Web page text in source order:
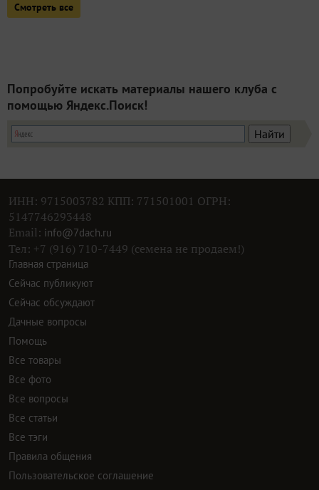
Смотреть все
Попробуйте искать материалы нашего клуба с
помощью Яндекс.Поиск!
ИНН: 9715003782 КПП: 771501001 ОГРН:
5147746293448
Email: info@7dach.ru
Тел: +7 (916) 710-7449 (семена не продаем!)
Главная страница
Сейчас публикуют
Сейчас обсуждают
Дачные вопросы
Помощь
Все товары
Все фото
Все вопросы
Все статьи
Все тэги
Правила общения
Пользовательское соглашение